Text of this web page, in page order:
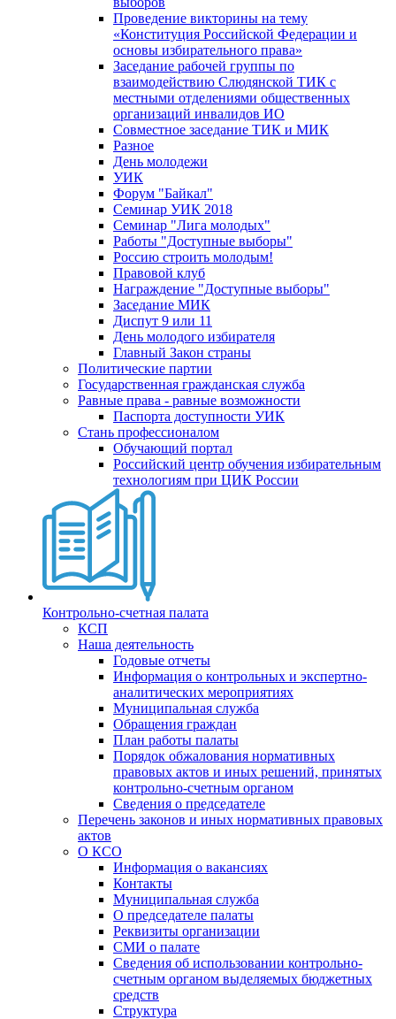
Проведение викторины на тему
«Конституция Российской Федерации и
основы избирательного права»
Заседание рабочей группы по
взаимодействию Слюдянской ТИК с
местными отделениями общественных
организаций инвалидов ИО
Совместное заседание ТИК и МИК
Разное
День молодежи
УИК
Форум "Байкал"
Семинар УИК 2018
Семинар "Лига молодых"
Работы "Доступные выборы"
Россию строить молодым!
Правовой клуб
Награждение "Доступные выборы"
Заседание МИК
Диспут 9 или 11
День молодого избирателя
Главный Закон страны
Политические партии
Государственная гражданская служба
Равные права - равные возможности
Паспорта доступности УИК
Стань профессионалом
Обучающий портал
Российский центр обучения избирательным
технологиям при ЦИК России
Контрольно-счетная палата
КСП
Наша деятельность
Годовые отчеты
Информация о контрольных и экспертно-
аналитических мероприятиях
Муниципальная служба
Обращения граждан
План работы палаты
Порядок обжалования нормативных
правовых актов и иных решений, принятых
контрольно-счетным органом
Сведения о председателе
Перечень законов и иных нормативных правовых
актов
О КСО
Информация о вакансиях
Контакты
Муниципальная служба
О председателе палаты
Реквизиты организации
СМИ о палате
Сведения об использовании контрольно-
счетным органом выделяемых бюджетных
средств
Структура